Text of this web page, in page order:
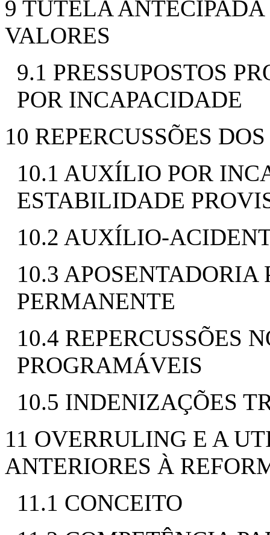
9 TUTELA
VALORES
9.1 PRESSUPOSTOS
POR INCAPACIDADE
10 REPERCUSSÕES
10.1 AUXÍLIO POR
ESTABILIDADE
10.2 AUXÍLIO-
10.3
PERMANENTE
10.4 REPERCUSSÕES
PROGRAMÁVEIS
10.5 INDENIZAÇÕES
11 OVERRULING E A
ANTERIORES À
11.1 CONCEITO